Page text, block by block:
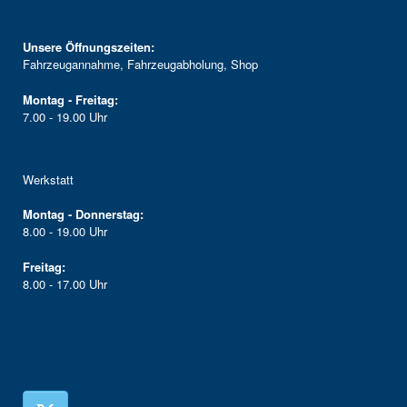
Unsere Öffnungszeiten:
Fahrzeugannahme, Fahrzeugabholung, Shop
Montag - Freitag:
7.00 - 19.00 Uhr
Werkstatt
Montag - Donnerstag:
8.00 - 19.00 Uhr
Freitag:
8.00 - 17.00 Uhr